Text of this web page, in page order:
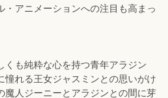
・アニメーションへの注目も高まっ
くも純粋な心を持つ青年アラジン
憧れる王女ジャスミンとの思いがけ
魔人ジーニーとアラジンとの間に芽